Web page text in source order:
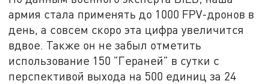
армия стала применять до 1000 FPV-дронов в
день, а совсем скоро эта цифра увеличится
вдвое. Также он не забыл отметить
использование 150 "Гераней" в сутки с
перспективой выхода на 500 единиц за 24